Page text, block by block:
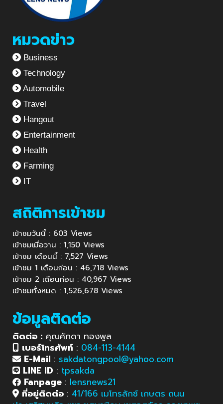
หมวดข่าว
Business
Technology
Automobile
Travel
Hangout
Entertainment
Health
Farming
IT
สถิติการเข้าชม
เข้าชมวันนี้ : 603 Views
เข้าชมเมื่อวาน : 1,150 Views
เข้าชม เดือนนี้ : 7,527 Views
เข้าชม 1 เดือนก่อน : 46,718 Views
เข้าชม 2 เดือนก่อน : 40,967 Views
เข้าชมทั้งหมด : 1,526,678 Views
ข้อมูลติดต่อ
ติดต่อ : คุณศักดา ทองพูล
เบอร์โทรศัพท์ : 084-113-4144
E-Mail : sakdatongpool@yahoo.com
LINE ID : tpsakda
Fanpage : lensnews21
ที่อยู่ติดต่อ : 41/166 เมโทรลักซ์ เกษตร ถนน